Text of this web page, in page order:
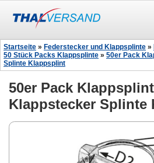
Startseite » Federstecker und Klappsplinte »
50 Stück Packs Klappsplinte » 50er Pack
Splinte Klappsplint
50er Pack
Klappstecker Splinte